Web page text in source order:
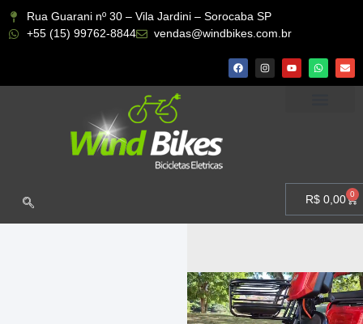
Rua Guarani nº 30 – Vila Jardini – Sorocaba SP
+55 (15) 99762-8844
vendas@windbikes.com.br
R$ 0,00 0